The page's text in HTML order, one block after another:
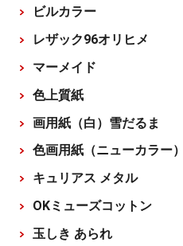
ビルカラー
レザック96オリヒメ
マーメイド
色上質紙
画用紙（白）雪だるま
色画用紙（ニューカラー）
キュリアス メタル
OKミューズコットン
玉しき あられ